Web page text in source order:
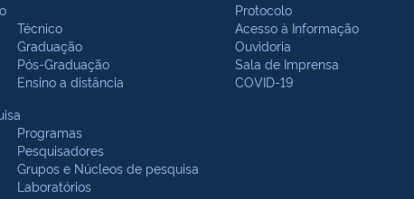
Técnico
Graduação
Pós-Graduação
Ensino a distância
Programas
Pesquisadores
Grupos e Núcleos de pesquisa
Laboratórios
Protocolo
Acesso à Informação
Ouvidoria
Sala de Imprensa
COVID-19